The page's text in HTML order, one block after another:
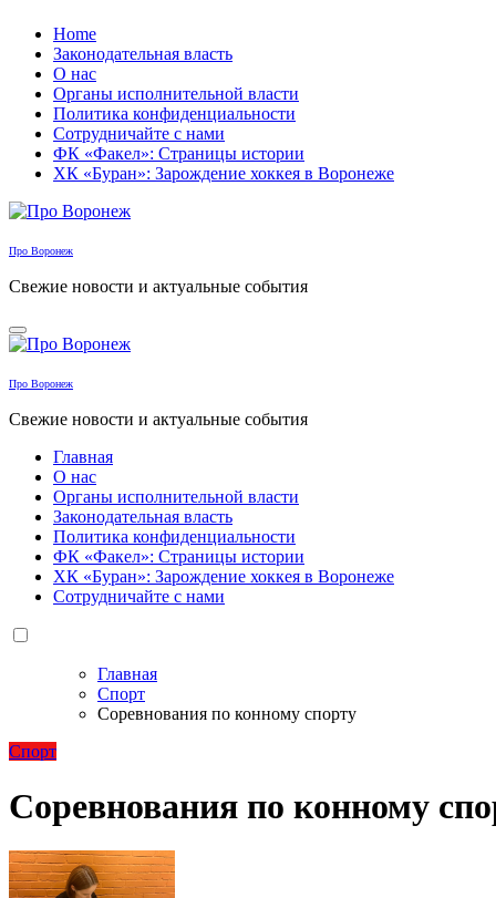
Перейти
содержанию
Home
Законодательная власть
О нас
Органы исполнительной власти
Политика конфиденциальности
Сотрудничайте с нами
ФК «Факел»: Страницы истории
ХК «Буран»: Зарождение хоккея в Воронеже
Про Воронеж
Свежие новости и актуальные события
Про Воронеж
Свежие новости и актуальные события
Главная
О нас
Органы исполнительной власти
Законодательная власть
Политика конфиденциальности
ФК «Факел»: Страницы истории
ХК «Буран»: Зарождение хоккея в Воронеже
Сотрудничайте с нами
Главная
Спорт
Соревнования по конному спорту
Спорт
Соревнования по конному